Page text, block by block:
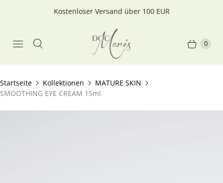
Kostenloser Versand über 100 EUR
0
Startseite Kollektionen
MATURE SKIN
SMOOTHING EYE CREAM 15ml